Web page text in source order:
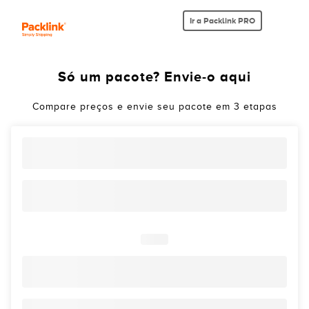
Ir a Packlink PRO
Só um pacote? Envie-o aqui
Compare preços e envie seu pacote em 3 etapas